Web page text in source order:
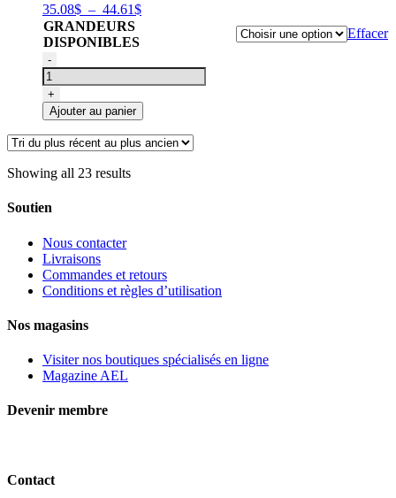
35.08$ – 44.61$Plage
à
44.61$
GRANDEURS
DISPONIBLES
Effacer
quantité
de
Sarrau
de
toilettage,
Cozymo
Rose
-
+
Ajouter au panier
Showing all 23 results
Soutien
Nous contacter
Livraisons
Commandes et retours
Conditions et règles d’utilisation
Nos magasins
Visiter nos boutiques spécialisés en ligne
Magazine AEL
Devenir membre
Contact